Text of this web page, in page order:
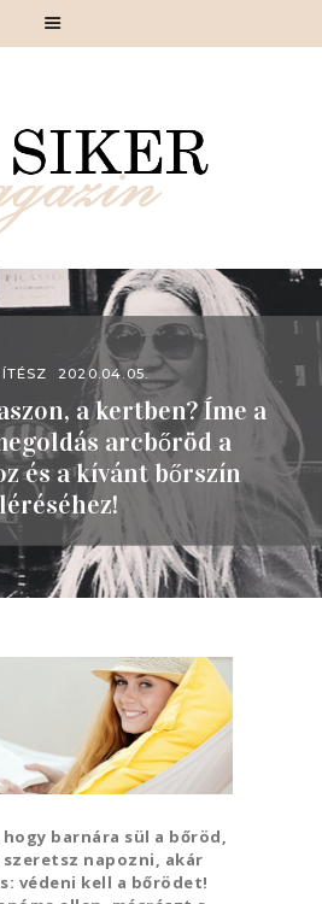
2020.04.05.
a kertben? Íme a
arcbőröd a
és a kívánt bőrszín
barnára sül a bőröd,
szeretsz napozni, akár
védeni kell a bőrödet!